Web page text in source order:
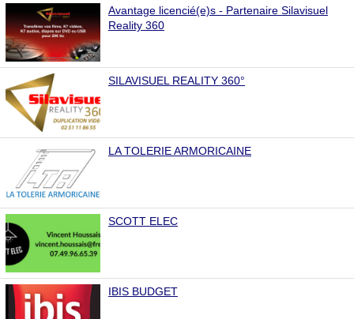
Avantage licencié(e)s - Partenaire Silavisuel
Reality 360
SILAVISUEL REALITY 360°
LA TOLERIE ARMORICAINE
SCOTT ELEC
IBIS BUDGET